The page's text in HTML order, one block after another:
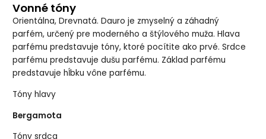
Vonné tóny
Orientálna, Drevnatá. Dauro je zmyselný a záhadný
parfém, určený pre moderného a štýlového muža. Hlava
parfému predstavuje tóny, ktoré pocítite ako prvé. Srdce
parfému predstavuje dušu parfému. Základ parfému
predstavuje hĺbku vône parfému.
Tóny hlavy
Bergamota
Tóny srdca